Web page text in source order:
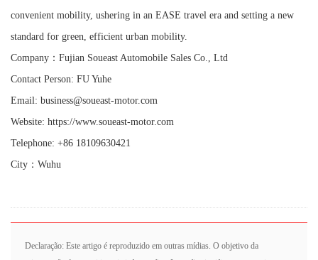
convenient mobility, ushering in an EASE travel era and setting a new
standard for green, efficient urban mobility.
Company：Fujian Soueast Automobile Sales Co., Ltd
Contact Person: FU Yuhe
Email: business@soueast-motor.com
Website: https://www.soueast-motor.com
Telephone: +86 18109630421
City：Wuhu
Declaração: Este artigo é reproduzido em outras mídias. O objetivo da